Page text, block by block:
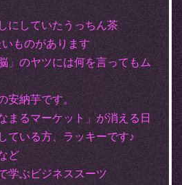
にしていたうっちん茶
ものがあります
」のヤツには何を言ってもム
安納芋です。
まるマーケット」が消える日
ている方、ラッキーです♪
ど
学ぶビジネススーツ